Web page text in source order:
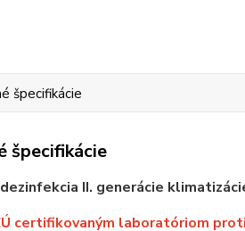
špecifikácie
špecifikácie
II. generácie
certifikovaným laboratóriom